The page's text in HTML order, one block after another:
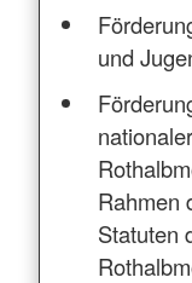
und
Rahmen
Statuten